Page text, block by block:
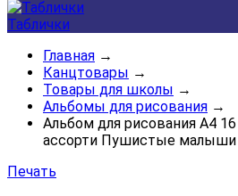
Таблички
Главная →
Канцтовары →
Товары для школы →
Альбомы для рисования →
Альбом для рисования А4
ассорти Пушистые малыши
Печать